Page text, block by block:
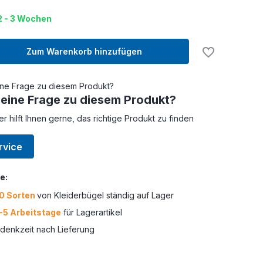
- 3 Wochen
Zum Warenkorb hinzufügen
Frage zu diesem Produkt?
hilft Ihnen gerne, das richtige Produkt zu finden
Sorten von Kleiderbügel ständig auf Lager
5 Arbeitstage für Lagerartikel
nach Lieferung